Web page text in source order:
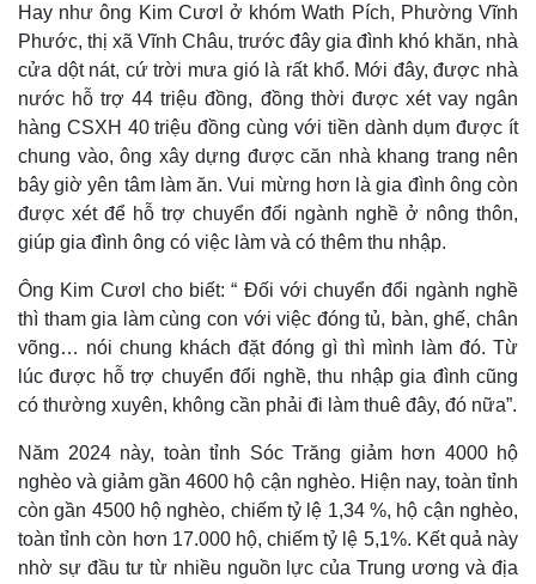
Thế giới
Quan sát
Cuộc sống đó đây
Multimedia
Video
Ảnh
E-Magazine
Infographic
Hay như ông Kim Cươl ở khóm Wath Pích, Phường Vĩnh
Phước, thị xã Vĩnh Châu, trước đây gia đình khó khăn, nhà
cửa dột nát, cứ trời mưa gió là rất khổ. Mới đây, được nhà
nước hỗ trợ 44 triệu đồng, đồng thời được xét vay ngân
hàng CSXH 40 triệu đồng cùng với tiền dành dụm được ít
chung vào, ông xây dựng được căn nhà khang trang nên
bây giờ yên tâm làm ăn. Vui mừng hơn là gia đình ông còn
được xét để hỗ trợ chuyển đổi ngành nghề ở nông thôn,
giúp gia đình ông có việc làm và có thêm thu nhập.
Ông Kim Cươl cho biết: “ Đối với chuyển đổi ngành nghề
thì tham gia làm cùng con với việc đóng tủ, bàn, ghế, chân
võng… nói chung khách đặt đóng gì thì mình làm đó. Từ
lúc được hỗ trợ chuyển đổi nghề, thu nhập gia đình cũng
có thường xuyên, không cần phải đi làm thuê đây, đó nữa”.
Năm 2024 này, toàn tỉnh Sóc Trăng giảm hơn 4000 hộ
nghèo và giảm gần 4600 hộ cận nghèo. Hiện nay, toàn tỉnh
còn gần 4500 hộ nghèo, chiếm tỷ lệ 1,34 %, hộ cận nghèo,
toàn tỉnh còn hơn 17.000 hộ, chiếm tỷ lệ 5,1%. Kết quả này
nhờ sự đầu tư từ nhiều nguồn lực của Trung ương và địa